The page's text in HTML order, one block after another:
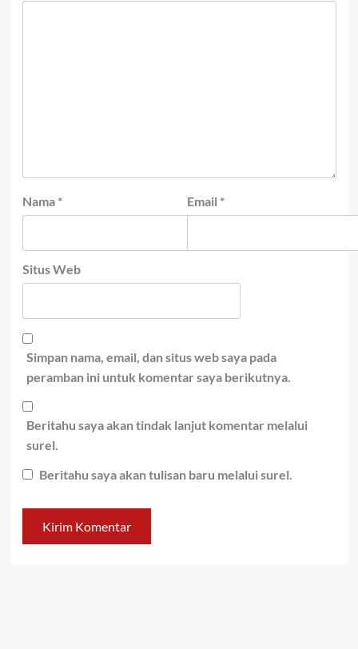
Nama * Email *
Situs Web
Simpan nama, email, dan situs web saya pada
peramban ini untuk komentar saya berikutnya.
Beritahu saya akan tindak lanjut komentar melalui
surel.
Beritahu saya akan tulisan baru melalui surel.